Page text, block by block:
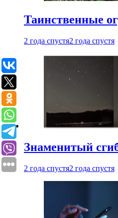
Таинственные
2 года спустя2 года спустя
Знаменитый
2 года спустя2 года спустя